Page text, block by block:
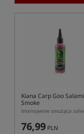
Kiana Carp Goo Salami
Smoke
76,99 PLN